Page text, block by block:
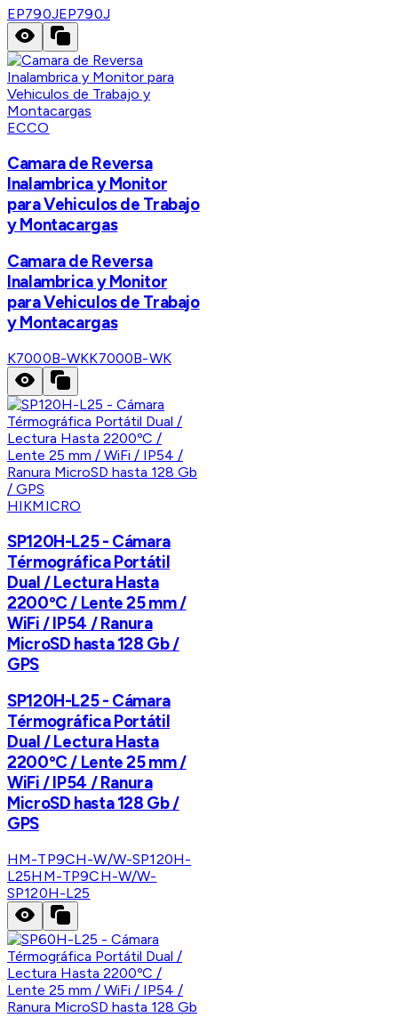
EP790JEP790J
ECCO
Camara de Reversa
Inalambrica y Monitor
para Vehiculos de Trabajo
y Montacargas
Camara de Reversa
Inalambrica y Monitor
para Vehiculos de Trabajo
y Montacargas
K7000B-WKK7000B-WK
HIKMICRO
SP120H-L25 - Cámara
Térmográfica Portátil
Dual / Lectura Hasta
2200ºC / Lente 25 mm /
WiFi / IP54 / Ranura
MicroSD hasta 128 Gb /
GPS
SP120H-L25 - Cámara
Térmográfica Portátil
Dual / Lectura Hasta
2200ºC / Lente 25 mm /
WiFi / IP54 / Ranura
MicroSD hasta 128 Gb /
GPS
HM-TP9CH-W/W-SP120H-
L25HM-TP9CH-W/W-
SP120H-L25